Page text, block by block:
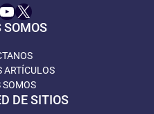
X
SOMOS
ARTÍCULOS
SOMOS
DE SITIOS